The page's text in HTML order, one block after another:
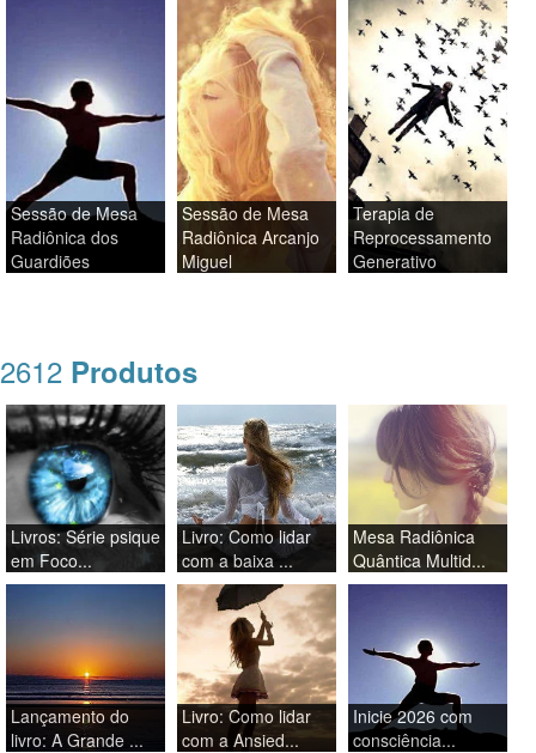
Sessão de Mesa
Radiônica dos
Guardiões
Sessão de Mesa
Radiônica Arcanjo
Miguel
Terapia de
Reprocessamento
Generativo
2612 Produtos
Livros: Série psique
em Foco...
Livro: Como lidar
com a baixa ...
Mesa Radiônica
Quântica Multid...
Lançamento do
livro: A Grande ...
Livro: Como lidar
com a Ansied...
Inicie 2026 com
consciência...